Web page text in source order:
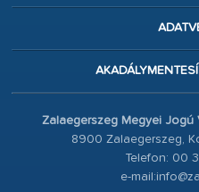
Zalaegerszeg Megyei Jogú
8900 Zalaegerszeg,
Telefon: 00
e-